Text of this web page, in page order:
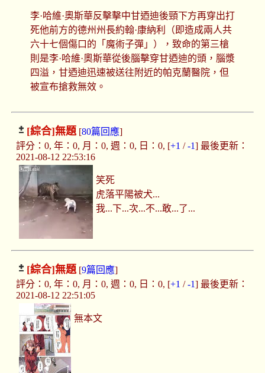
李·哈維·奧斯華反擊擊中甘迺迪後頸下方再穿出打
死他前方的德州州長約翰·康納利（即造成兩人共
六十七個傷口的「魔術子彈」），致命的第三槍
則是李·哈維·奧斯華從後腦擊穿甘迺迪的頭，腦漿
四溢，甘迺迪迅速被送往附近的帕克蘭醫院，但
被宣布搶救無效。
[綜合]無題[80篇回應]
評分：0, 年：0, 月：0, 週：0, 日：0, [+1 /-1] 最後更新：
2021-08-12 22:53:16
笑死
虎落平陽被犬...
我...下...次...不...敢...了...
[綜合]無題[9篇回應]
評分：0, 年：0, 月：0, 週：0, 日：0, [+1 /-1] 最後更新：
2021-08-12 22:51:05
無本文